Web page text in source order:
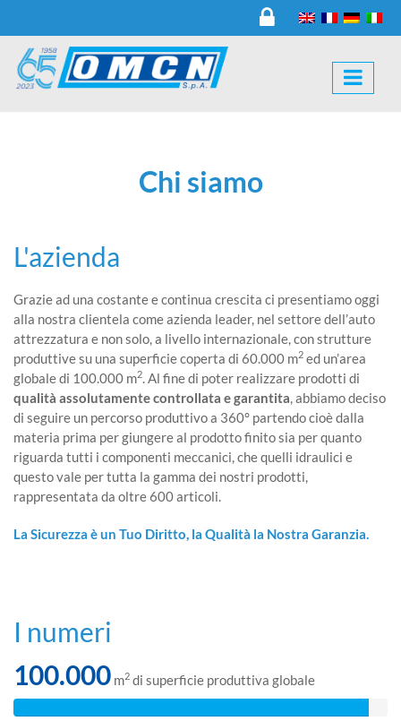
Chi siamo
L'azienda
Grazie ad una costante e continua crescita ci presentiamo oggi
alla nostra clientela come azienda leader, nel settore dell’auto
attrezzatura e non solo, a livello internazionale, con strutture
produttive su una superficie coperta di 60.000 m2 ed un’area
globale di 100.000 m2. Al fine di poter realizzare prodotti di
qualità assolutamente controllata e garantita, abbiamo deciso
di seguire un percorso produttivo a 360° partendo cioè dalla
materia prima per giungere al prodotto finito sia per quanto
riguarda tutti i componenti meccanici, che quelli idraulici e
questo vale per tutta la gamma dei nostri prodotti,
rappresentata da oltre 600 articoli.
La Sicurezza è un Tuo Diritto, la Qualità la Nostra Garanzia.
I numeri
100.000 m2 di superficie produttiva globale